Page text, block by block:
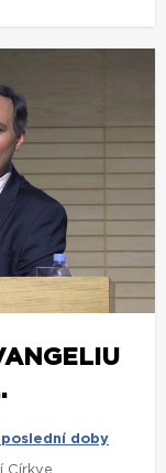
doby